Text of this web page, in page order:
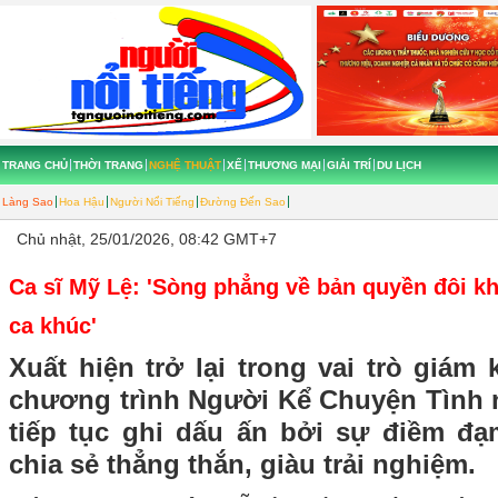
TRANG CHỦ THỜI TRANG NGHỆ THUẬT
Làng Sao Hoa Hậu Người Nổi Tiếng Đường Đến Sao
XẾ THƯƠNG MẠI GIẢI TRÍ DU LỊCH
Chủ nhật, 25/01/2026, 08:42 GMT+7
Ca sĩ Mỹ Lệ: 'Sòng phẳng về bản quyền đôi
ca khúc'
Xuất hiện trở lại trong vai trò giám
chương trình Người Kể Chuyện Tình
tiếp tục ghi dấu ấn bởi sự điềm
chia sẻ thẳng thắn, giàu trải nghiệm.